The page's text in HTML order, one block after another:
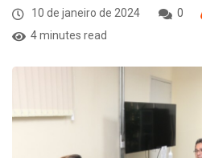
10 de janeiro de 2024
0
4 minutes read